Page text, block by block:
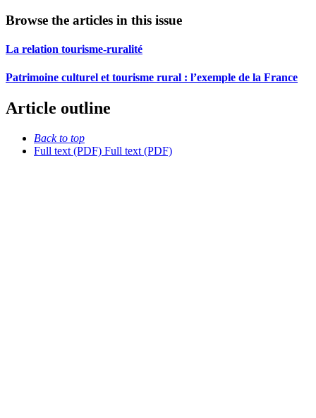
Browse the articles in this issue
La relation tourisme-ruralité
Patrimoine culturel et tourisme rural : l’exemple de la France
Article outline
Back to top
Full text (PDF) Full text (PDF)